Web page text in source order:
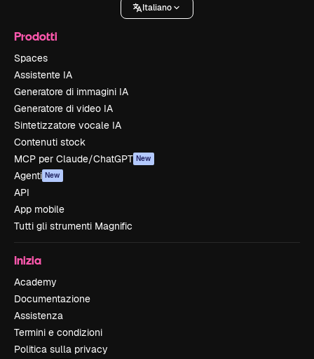
Italiano
Prodotti
Spaces
Assistente IA
Generatore di immagini IA
Generatore di video IA
Sintetizzatore vocale IA
Contenuti stock
MCP per Claude/ChatGPT New
Agenti New
API
App mobile
Tutti gli strumenti Magnific
Inizia
Academy
Documentazione
Assistenza
Termini e condizioni
Politica sulla privacy